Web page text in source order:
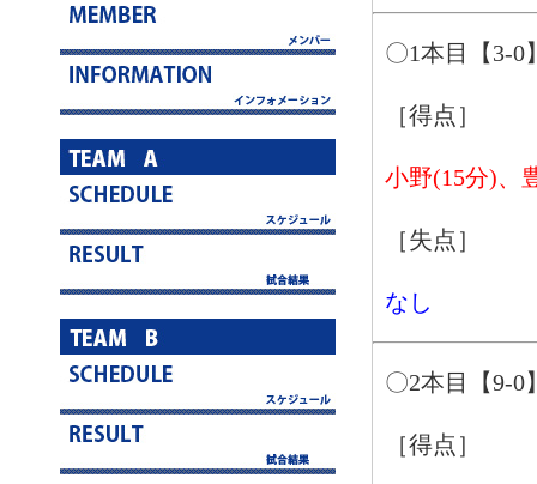
〇1本目【3-0
［得点］
小野(15分)、
［失点］
なし
〇2本目【9-0
［得点］